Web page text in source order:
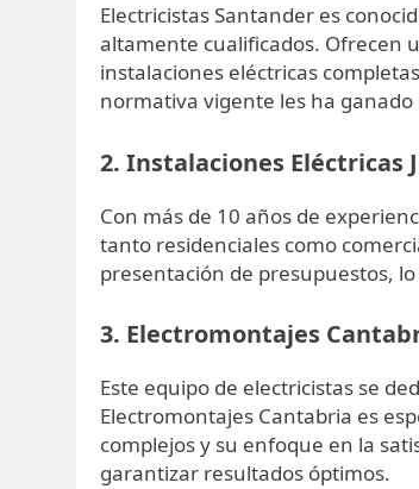
Electricistas Santander es
altamente cualificados. Ofrecen
instalaciones eléctricas
normativa vigente les ha
2. Instalaciones Eléctricas
Con más de 10 años de
tanto residenciales como
presentación de presupuestos,
3. Electromontajes
Este equipo de electricistas se
Electromontajes Cantabria es
complejos y su enfoque en la
garantizar resultados óptimos.